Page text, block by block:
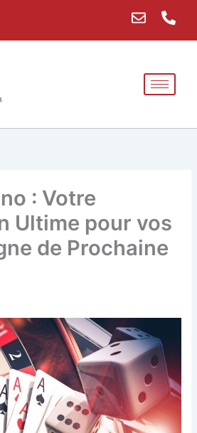
E
v
P
o
e
-
t
: Votre
Ultime pour vos
de Prochaine